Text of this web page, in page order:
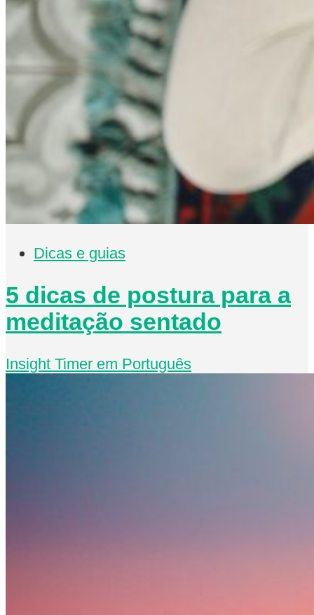
Dicas e guias
5 dicas de postura para a
meditação sentado
Insight Timer em Português